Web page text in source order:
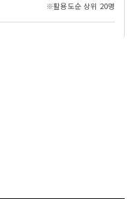
※활용도순 상위 20명